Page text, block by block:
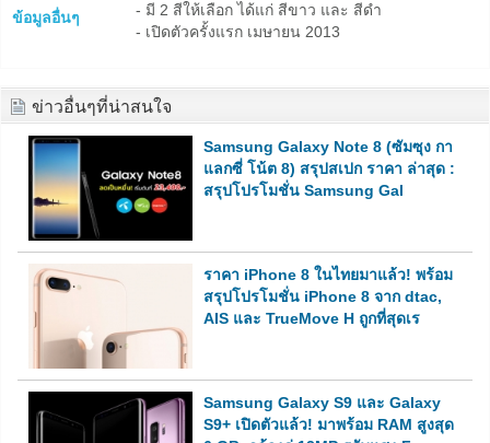
ข้อมูลอื่นๆ
- มี 2 สีให้เลือก ได้แก่ สีขาว และ สีดำ
- เปิดตัวครั้งแรก เมษายน 2013
ข่าวอื่นๆที่น่าสนใจ
Samsung Galaxy Note 8 (ซัมซุง กา
แลกซี่ โน้ต 8) สรุปสเปก ราคา ล่าสุด :
สรุปโปรโมชั่น Samsung Gal
ราคา iPhone 8 ในไทยมาแล้ว! พร้อม
สรุปโปรโมชั่น iPhone 8 จาก dtac,
AIS และ TrueMove H ถูกที่สุดเร
Samsung Galaxy S9 และ Galaxy
S9+ เปิดตัวแล้ว! มาพร้อม RAM สูงสุด